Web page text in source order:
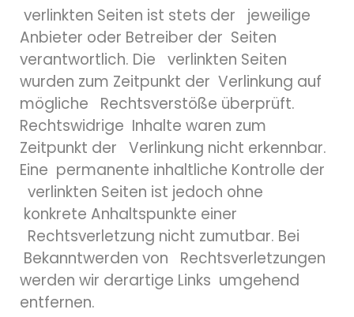
verlinkten Seiten ist stets der jeweilige
Anbieter oder Betreiber der Seiten
verantwortlich. Die verlinkten Seiten
wurden zum Zeitpunkt der Verlinkung auf
mögliche Rechtsverstöße überprüft.
Rechtswidrige Inhalte waren zum
Zeitpunkt der Verlinkung nicht erkennbar.
Eine permanente inhaltliche Kontrolle der
verlinkten Seiten ist jedoch ohne
konkrete Anhaltspunkte einer
Rechtsverletzung nicht zumutbar. Bei
Bekanntwerden von Rechtsverletzungen
werden wir derartige Links umgehend
entfernen.